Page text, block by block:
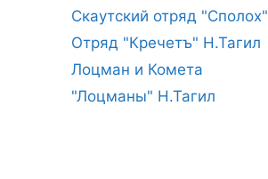
Скаутский отряд "Сполох"
Отряд "Кречетъ" Н.Тагил
Лоцман и Комета
"Лоцманы" Н.Тагил